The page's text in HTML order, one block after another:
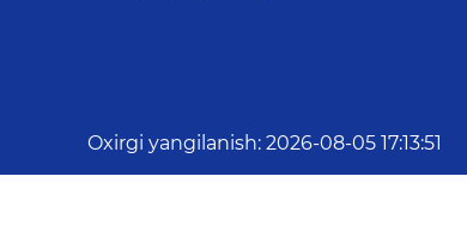
Oxirgi yangilanish: 2026-08-05 17:13:51